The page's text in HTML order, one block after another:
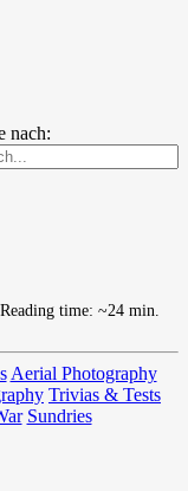
nach:
Aerial Photography
Trivias & Tests
Sundries
Reading time: ~24 min.